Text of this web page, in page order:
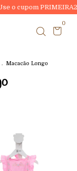
e ganhe
0
. Macacão Longo